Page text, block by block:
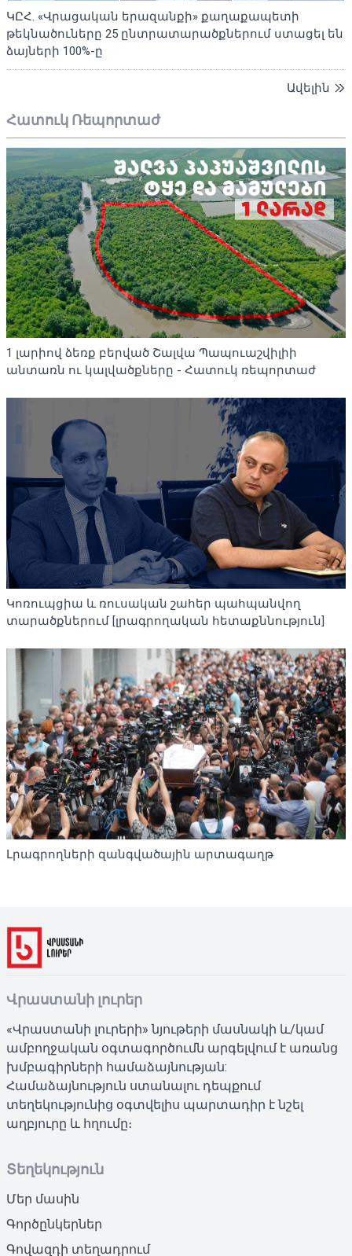
ԿԸՀ. «Վրացական երազանքի» քաղաքապետի
թեկնածուները 25 ընտրատարածքներում ստացել են
ձայների 100%-ը
Ավելին
Հատուկ Ռեպորտաժ
1 լարիով ձեռք բերված Շալվա Պապուաշվիլիի
անտառն ու կալվածքները - Հատուկ ռեպորտաժ
Կոռուպցիա և ռուսական շահեր պահպանվող
տարածքներում [լրագրողական հետաքննություն]
Լրագրողների զանգվածային արտագաղթ
Վրաստանի լուրեր
«Վրաստանի լուրերի» նյութերի մասնակի և/կամ
ամբողջական օգտագործումն արգելվում է առանց
խմբագիրների համաձայնության:
Համաձայնություն ստանալու դեպքում
տեղեկությունից օգտվելիս պարտադիր է նշել
աղբյուրը և հղումը։
Տեղեկություն
Մեր մասին
Գործընկերներ
Գովազդի տեղադրում